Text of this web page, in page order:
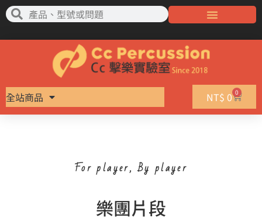
全站商品 NT$ 0 0
For player, By player
樂團片段